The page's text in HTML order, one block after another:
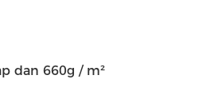
dan 660g / m²